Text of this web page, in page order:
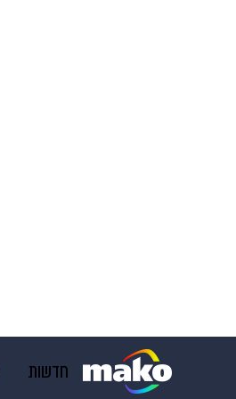
חדשות